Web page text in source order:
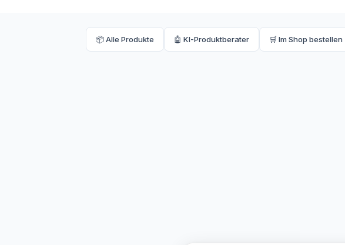
📦 Alle Produkte 🤖 KI-Produktberater 🛒 Im Shop bestellen